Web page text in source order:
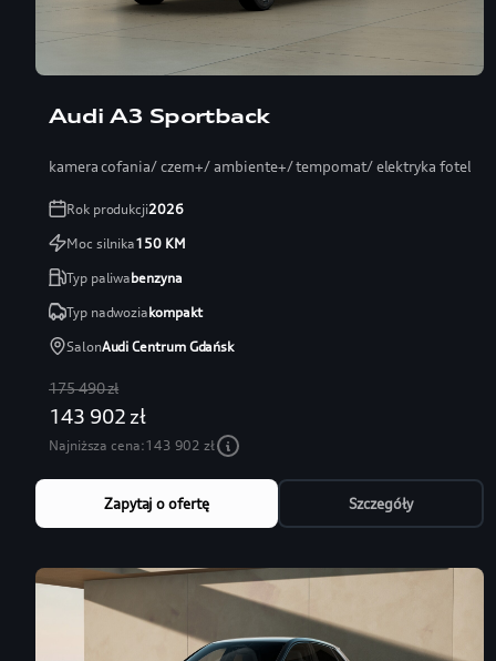
Audi A3 Sportback
kamera cofania/ czern+/ ambiente+/ tempomat/ elektryka fotel
Rok produkcji2026
Moc silnika150KM
Typ paliwabenzyna
Typ nadwoziakompakt
SalonAudi Centrum Gdańsk
175 490 zł
143 902 zł
Najniższa cena:143 902 zł
Zapytaj o ofertę Szczegóły